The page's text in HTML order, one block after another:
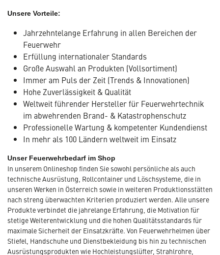
Unsere Vorteile:
Jahrzehntelange Erfahrung in allen Bereichen der
Feuerwehr
Erfüllung internationaler Standards
Große Auswahl an Produkten (Vollsortiment)
Immer am Puls der Zeit (Trends & Innovationen)
Hohe Zuverlässigkeit & Qualität
Weltweit führender Hersteller für Feuerwehrtechnik
im abwehrenden Brand- & Katastrophenschutz
Professionelle Wartung & kompetenter Kundendienst
In mehr als 100 Ländern weltweit im Einsatz
Unser Feuerwehrbedarf im Shop
In unserem Onlineshop finden Sie sowohl persönliche als auch
technische Ausrüstung, Rollcontainer und Löschsysteme, die in
unseren Werken in Österreich sowie in weiteren Produktionsstätten
nach streng überwachten Kriterien produziert werden. Alle unsere
Produkte verbindet die jahrelange Erfahrung, die Motivation für
stetige Weiterentwicklung und die hohen Qualitätsstandards für
maximale Sicherheit der Einsatzkräfte. Von Feuerwehrhelmen über
Stiefel, Handschuhe und Dienstbekleidung bis hin zu technischen
Ausrüstungsprodukten wie Hochleistungslüfter, Strahlrohre,